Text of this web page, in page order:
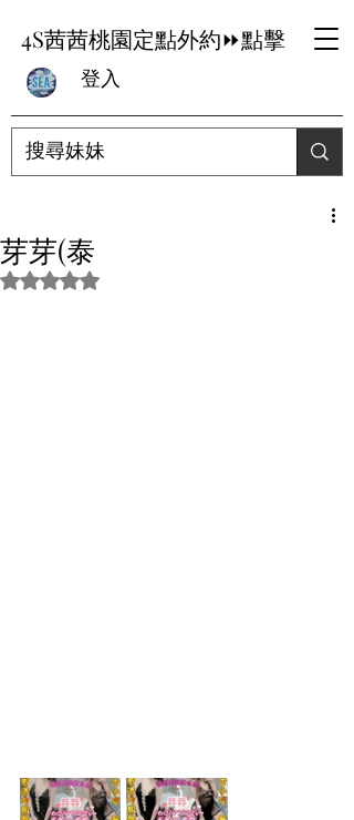
4S茜茜桃園定點外約⏩點擊
登入
芽芽(泰
評等為 NaN（最高為 5 顆星）。